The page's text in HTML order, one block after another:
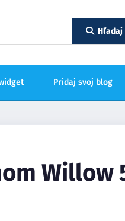
Hľadaj
Pridaj svoj blog
Willow